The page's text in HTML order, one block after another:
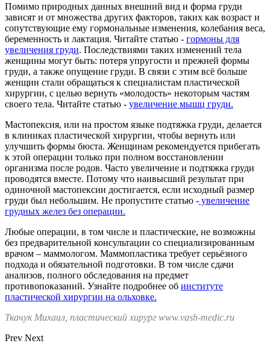
Помимо природных данных внешний вид и форма груди
зависят и от множества других факторов, таких как возраст и
сопутствующие ему гормональные изменения, колебания веса,
беременность и лактация. Читайте статью - гормоны для
увеличения груди. Последствиями таких изменений тела
женщины могут быть: потеря упругости и прежней формы
груди, а также опущение груди. В связи с этим всё больше
женщин стали обращаться к специалистам пластической
хирургии, с целью вернуть «молодость» некоторым частям
своего тела. Читайте статью - увеличение мышц груди.
Мастопексия, или на простом языке подтяжка груди, делается
в клиниках пластической хирургии, чтобы вернуть или
улучшить формы бюста. Женщинам рекомендуется прибегать
к этой операции только при полном восстановлении
организма после родов. Часто увеличение и подтяжка груди
проводятся вместе. Потому что наивысший результат при
одиночной мастопексии достигается, если исходный размер
груди был небольшим. Не пропустите статью - увеличение
грудных желез без операции.
Любые операции, в том числе и пластические, не возможны
без предварительной консультации со специализированным
врачом – маммологом. Маммопластика требует серьёзного
подхода и обязательной подготовки. В том числе сдачи
анализов, полного обследования на предмет
противопоказаний. Узнайте подробнее об институте
пластической хирургии на ольховке.
Ткачук Михаил, пластический хирург www.vash-medic.ru
Prev Next